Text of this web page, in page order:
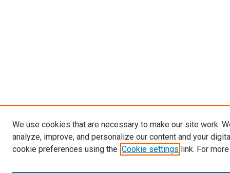
We use cookies that are necessary to make our site work.
analyze, improve, and personalize our content and your
cookie preferences using the Cookie settings link. For